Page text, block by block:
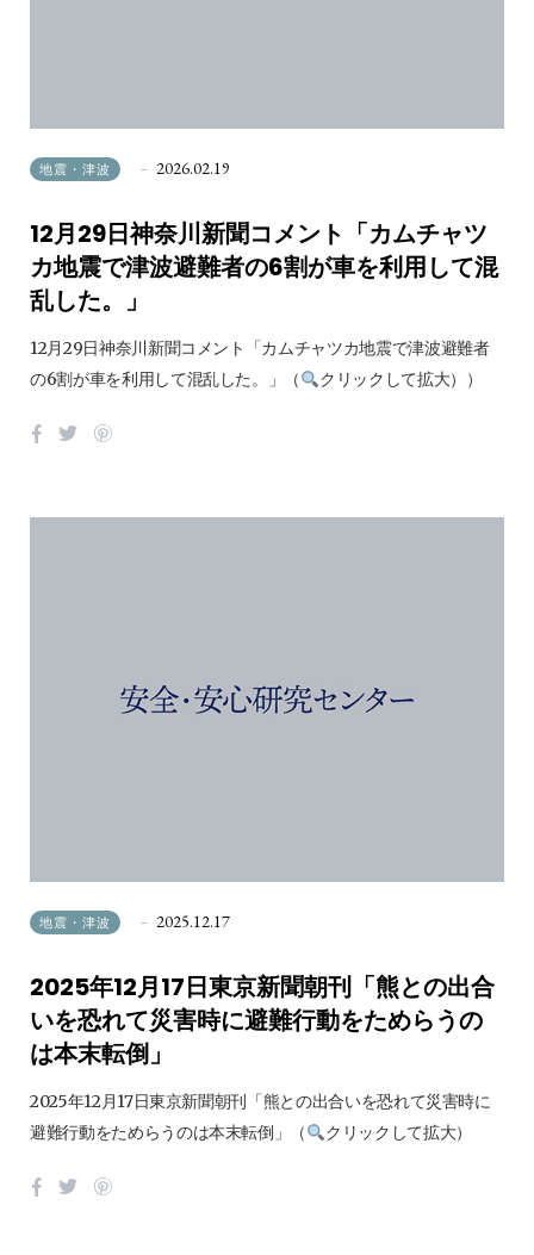
地震・津波 2026.02.19
12月29日神奈川新聞コメント「カムチャツ
カ地震で津波避難者の6割が車を利用して混
乱した。」
12月29日神奈川新聞コメント「カムチャツカ地震で津波避難者
の6割が車を利用して混乱した。」（
クリックして拡大））
地震・津波 2025.12.17
2025年12月17日東京新聞朝刊「熊との出合
いを恐れて災害時に避難行動をためらうの
は本末転倒」
2025年12月17日東京新聞朝刊「熊との出合いを恐れて災害時に
避難行動をためらうのは本末転倒」（
クリックして拡大）